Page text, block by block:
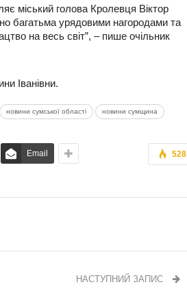
міський голова Кролевця Віктор
багатьма урядовими нагородами та
на весь світ”, – пише очільник
Іванівни.
новини сумської області новини сумщина
528
Email
НАСТУПНИЙ ЗАПИС